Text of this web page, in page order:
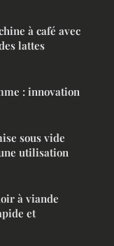
à café avec
lattes
: innovation
sous vide
utilisation
à viande
et